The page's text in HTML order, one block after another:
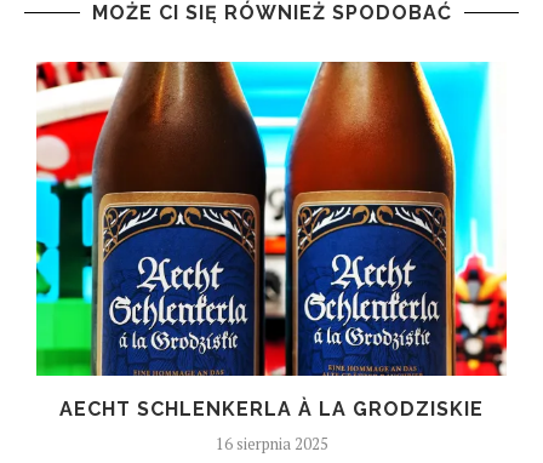
MOŻE CI SIĘ RÓWNIEŻ SPODOBAĆ
AECHT SCHLENKERLA À LA GRODZISKIE
16 sierpnia 2025